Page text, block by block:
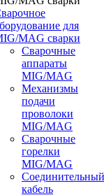
для
MAG сварки
Сварочные
аппараты
MIG/MAG
Механизмы
подачи
проволоки
MIG/MAG
Сварочные
горелки
MIG/MAG
Соединительный
кабель